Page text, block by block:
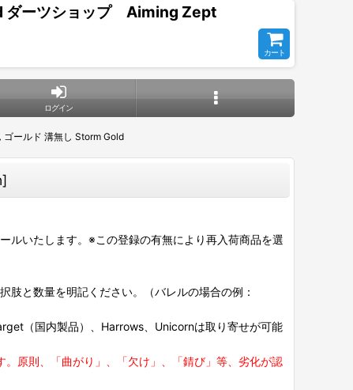
ダーツショップ Aiming Zept
カート
ログイン
ールド 溝無し Storm Gold
]
ルいたします。※この登録の有無により再入荷商品を選
と数量を明記ください。（バレルの場合の例：
（国内製品）、Harrows、Unicornは取り寄せが可能
原則、「曲がり」、「欠け」、「錆び」等、劣化が認